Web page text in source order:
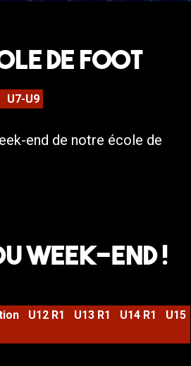
de Foot
U7-U9
end de notre école de
week-end !
U12 R1 U13 R1 U14 R1
U15